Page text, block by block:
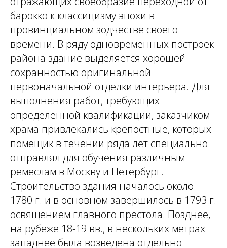
барокко к классицизму эпохи в
провинциальном зодчестве своего
времени. В ряду одновременных построек
района здание выделяется хорошей
сохранностью оригинальной
первоначальной отделки интерьера. Для
выполнения работ, требующих
определенной квалификации, заказчиком
храма привлекались крепостные, которых
помещик в течении ряда лет специально
отправлял для обучения различным
ремеслам в Москву и Петербург.
Строительство здания началось около
1780 г. и в основном завершилось в 1793 г.
освящением главного престола. Позднее,
на рубеже 18-19 вв., в нескольких метрах
западнее была возведена отдельно